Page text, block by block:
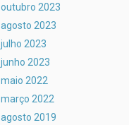
outubro 2023
agosto 2023
julho 2023
junho 2023
maio 2022
março 2022
agosto 2019